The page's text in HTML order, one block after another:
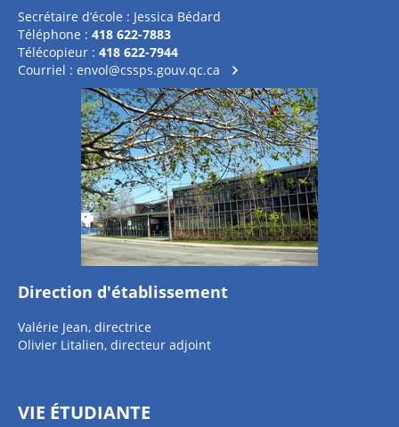
Secrétaire d’école : Jessica Bédard
Téléphone : 418 622-7883
Télécopieur : 418 622-7944
Courriel : envol@cssps.gouv.qc.ca
Direction d'établissement
Valérie Jean, directrice
Olivier Litalien, directeur adjoint
VIE ÉTUDIANTE